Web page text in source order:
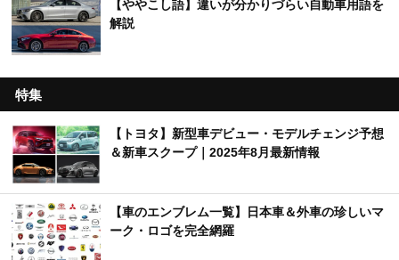
【ややこし語】違いが分かりづらい自動車用語を
解説
特集
【トヨタ】新型車デビュー・モデルチェンジ予想
＆新車スクープ｜2025年8月最新情報
【車のエンブレム一覧】日本車＆外車の珍しいマ
ーク・ロゴを完全網羅